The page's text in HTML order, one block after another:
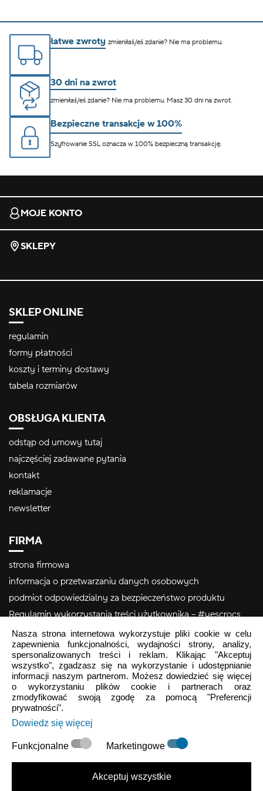
łatwe zwroty zmieniłaś/eś zdanie? Nie ma problemu.
30 dni na zwrot
zmieniłaś/eś zdanie? Nie ma problemu. Masz 30 dni na zwrot.
Bezpieczne transakcje w 100%
Szyfrowanie SSL oznacza w 100% bezpieczną transakcję.
MOJE KONTO
SKLEPY
SKLEP ONLINE
regulamin
formy płatności
koszty i terminy dostawy
tabela rozmiarów
OBSŁUGA KLIENTA
odstąp od umowy tutaj
najczęściej zadawane pytania
kontakt
reklamacje
newsletter
FIRMA
strona firmowa
informacja o przetwarzaniu danych osobowych
podmiot odpowiedzialny za bezpieczeństwo produktu
Regulamin wykorzystania treści użytkownika – #yescrocs
Obsługa Klienta
Pon - Pt9:00 - 16:00
Sob - NdzZamknięte
crocs.sklep@intersocks.pl
22 230 94 60
Wyślij
Nasza strona internetowa wykorzystuje pliki cookie w celu
zapewnienia funkcjonalności, wydajności strony, analizy,
spersonalizowanych treści i reklam. Klikając "Akceptuj
wszystko", zgadzasz się na wykorzystanie i udostępnianie
informacji naszym partnerom. Możesz dowiedzieć się więcej
o wykorzystaniu plików cookie i partnerach oraz
zmodyfikować swoją zgodę za pomocą "Preferencji
prywatności".
Dowiedz się więcej
Funkcjonalne Marketingowe
Akceptuj wszystkie